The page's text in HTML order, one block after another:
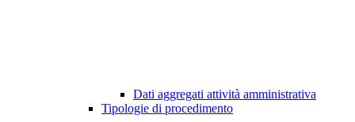
Dati aggregati attività amministrativa
Tipologie di procedimento